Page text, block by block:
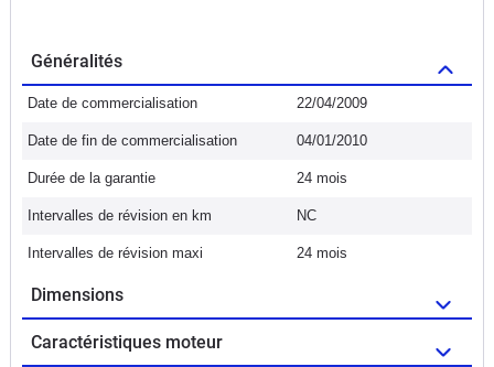
Généralités
Date de commercialisation 22/04/2009
Date de fin de commercialisation 04/01/2010
Durée de la garantie 24 mois
Intervalles de révision en km NC
Intervalles de révision maxi 24 mois
Dimensions
Caractéristiques moteur